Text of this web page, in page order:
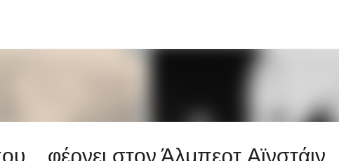
φέρνει στον Άλμπερτ Aϊνστάιν